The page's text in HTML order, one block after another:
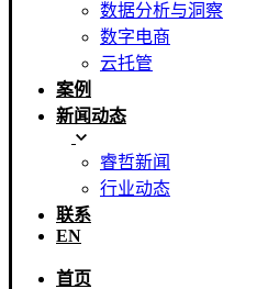
数据分析与洞察
数字电商
云托管
案例
新闻动态
睿哲新闻
行业动态
联系
EN
首页